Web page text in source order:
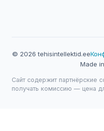
© 2026 tehisintellektid.ee
Made
Сайт содержит
получать комиссию — цена